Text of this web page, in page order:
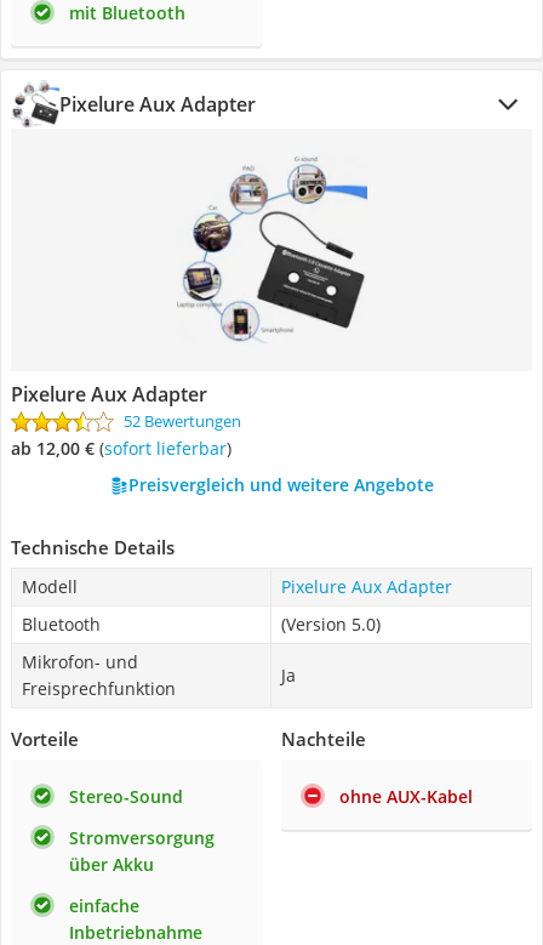
mit Bluetooth
Pixelure Aux Adapter
Pixelure Aux Adapter
52 Bewertungen
ab 12,00 € ( Sofort lieferbar)
Preisvergleich und weitere Angebote
Technische Details
Modell
Pixelure Aux Adapter
Bluetooth
(Version 5.0)
Mikrofon- und
Freisprechfunktion
Ja
Vorteile
Stereo-Sound
Stromversorgung
über Akku
einfache
Inbetriebnahme
Nachteile
ohne AUX-Kabel